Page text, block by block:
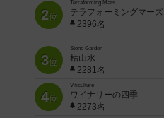
2位
Terraforming Mars
テラフォーミングマーズ
2396名
3位
Stone Garden
枯山水
2281名
4位
Viticulture
ワイナリーの四季
2273名